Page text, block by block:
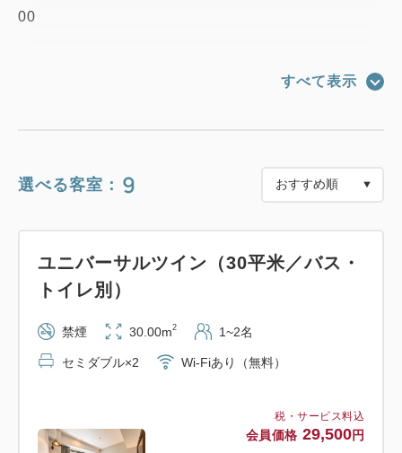
00
NETFLIX／Prime Video／YouTube／AbemaTV
など
※HDMI端子あり（ケーブルはご持参ください）
・シモンズ社最高級シリーズのベッドでぐっすり就
・レインシャワー完備の洗い場付き浴室でゆったり
バスタイム
・ランドリーラウンジ有り（コインランドリー有
料）
すべて表示
選べる客室： 9
税・サービス料込
会員価格 29,500円
ユニバーサルツイン（30平米／バス・
トイレ別）
禁煙 30.00m2 1~2名
セミダブル×2 Wi-Fiあり（無料）